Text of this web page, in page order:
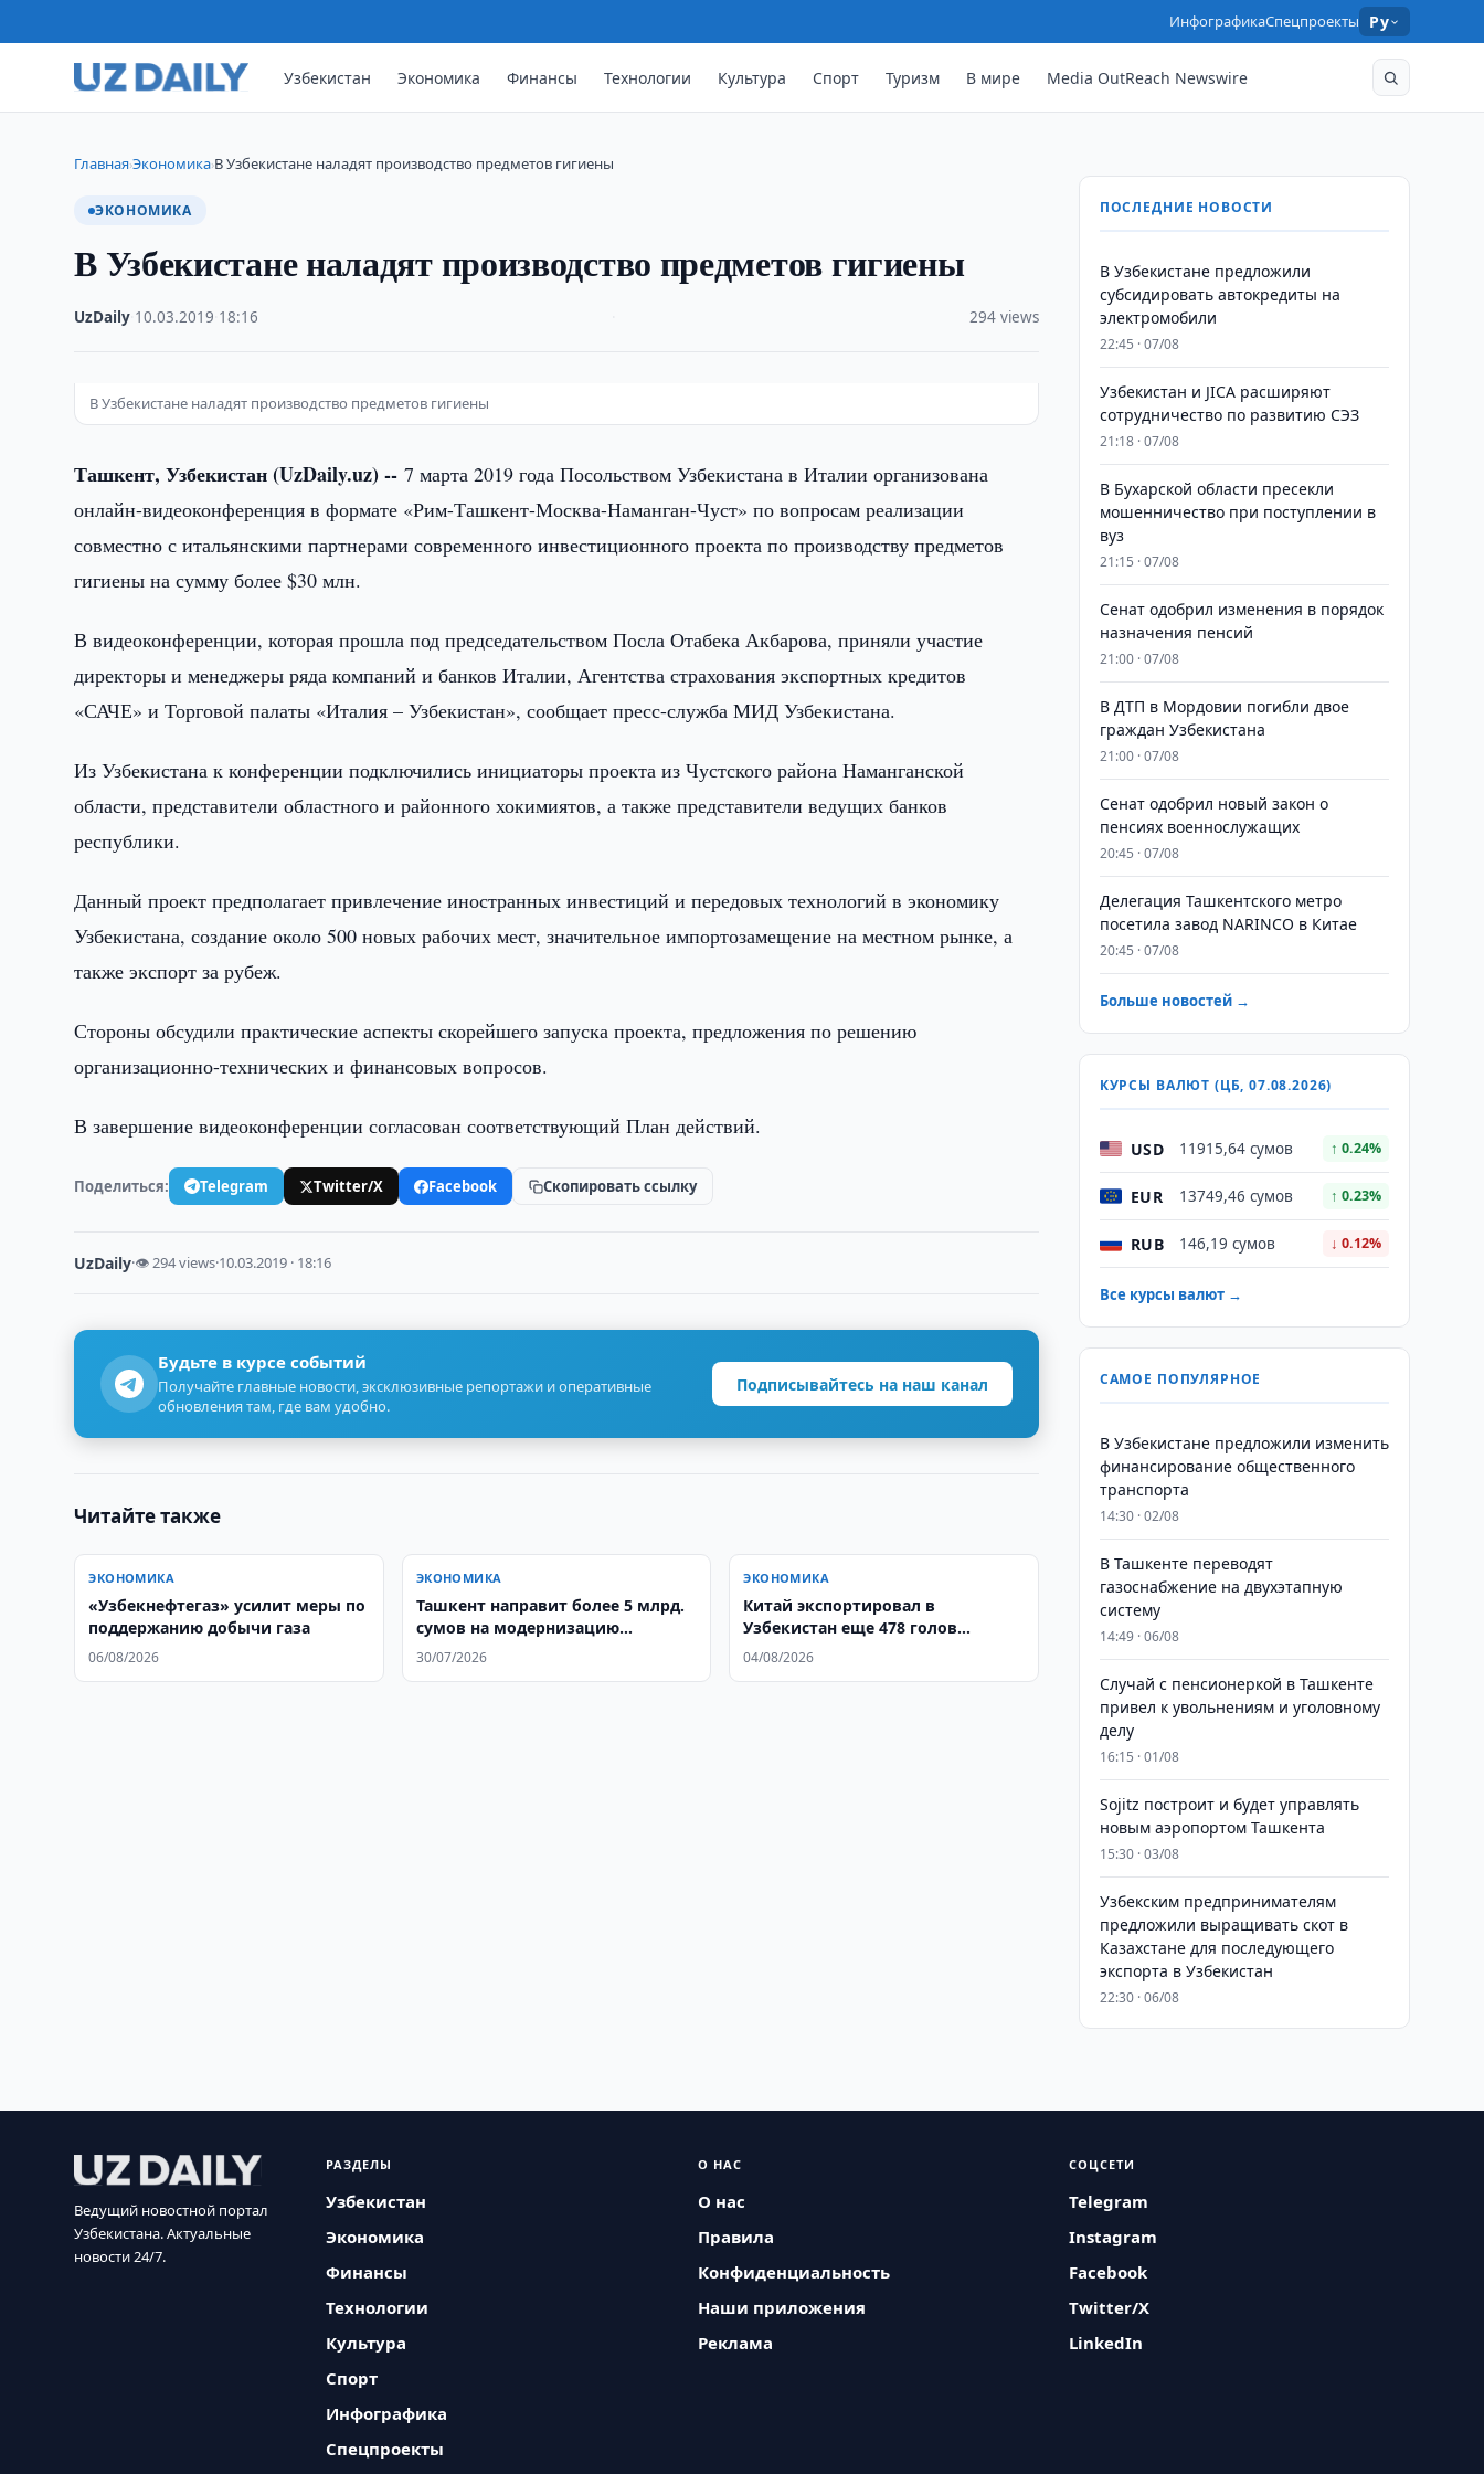
ИнфографикаСпецпроекты Ру
Узбекистан Экономика Финансы Технологии Культура Спорт Туризм В мире Media OutReach Newswire
Главная›Экономика›В Узбекистане наладят производство предметов гигиены
ЭКОНОМИКА
В Узбекистане наладят производство предметов гигиены
UzDaily 10.03.2019 18:16 294 views
В Узбекистане наладят производство предметов гигиены
Ташкент, Узбекистан (UzDaily.uz) --7 марта 2019 года Посольством Узбекистана в Италии организована
онлайн-видеоконференция в формате «Рим-Ташкент-Москва-Наманган-Чуст» по вопросам реализации
совместно с итальянскими партнерами современного инвестиционного проекта по производству предметов
гигиены на сумму более $30 млн.
В видеоконференции, которая прошла под председательством Посла Отабека Акбарова, приняли участие
директоры и менеджеры ряда компаний и банков Италии, Агентства страхования экспортных кредитов
«САЧЕ» и Торговой палаты «Италия – Узбекистан», сообщает пресс-служба МИД Узбекистана.
Из Узбекистана к конференции подключились инициаторы проекта из Чустского района Наманганской
области, представители областного и районного хокимиятов, а также представители ведущих банков
республики.
Данный проект предполагает привлечение иностранных инвестиций и передовых технологий в экономику
Узбекистана, создание около 500 новых рабочих мест, значительное импортозамещение на местном рынке, а
также экспорт за рубеж.
Стороны обсудили практические аспекты скорейшего запуска проекта, предложения по решению
организационно-технических и финансовых вопросов.
В завершение видеоконференции согласован соответствующий План действий.
Поделиться: Telegram Twitter/X Facebook Скопировать ссылку
UzDaily·👁 294 views·10.03.2019 · 18:16
Будьте в курсе событий
Получайте главные новости, эксклюзивные репортажи и оперативные
обновления там, где вам удобно.
Подписывайтесь на наш канал
Читайте также
ЭКОНОМИКА
«Узбекнефтегаз» усилит меры по
поддержанию добычи газа
06/08/2026
ЭКОНОМИКА
Ташкент направит более 5 млрд.
сумов на модернизацию
электросетей
30/07/2026
ЭКОНОМИКА
Китай экспортировал в
Узбекистан еще 478 голов
крупного рогатого скота
04/08/2026
ПОСЛЕДНИЕ НОВОСТИ
В Узбекистане предложили
субсидировать автокредиты на
электромобили
22:45 · 07/08
Узбекистан и JICA расширяют
сотрудничество по развитию СЭЗ
21:18 · 07/08
В Бухарской области пресекли
мошенничество при поступлении в
вуз
21:15 · 07/08
Сенат одобрил изменения в порядок
назначения пенсий
21:00 · 07/08
В ДТП в Мордовии погибли двое
граждан Узбекистана
21:00 · 07/08
Сенат одобрил новый закон о
пенсиях военнослужащих
20:45 · 07/08
Делегация Ташкентского метро
посетила завод NARINCO в Китае
20:45 · 07/08
Больше новостей →
КУРСЫ ВАЛЮТ (ЦБ, 07.08.2026)
USD 11915,64 сумов ↑ 0.24%
EUR 13749,46 сумов ↑ 0.23%
RUB 146,19 сумов ↓ 0.12%
Все курсы валют →
САМОЕ ПОПУЛЯРНОЕ
В Узбекистане предложили изменить
финансирование общественного
транспорта
14:30 · 02/08
В Ташкенте переводят
газоснабжение на двухэтапную
систему
14:49 · 06/08
Случай с пенсионеркой в Ташкенте
привел к увольнениям и уголовному
делу
16:15 · 01/08
Sojitz построит и будет управлять
новым аэропортом Ташкента
15:30 · 03/08
Узбекским предпринимателям
предложили выращивать скот в
Казахстане для последующего
экспорта в Узбекистан
22:30 · 06/08
Ведущий новостной портал
Узбекистана. Актуальные
новости 24/7.
РАЗДЕЛЫ
Узбекистан
Экономика
Финансы
Технологии
Культура
Спорт
Инфографика
Спецпроекты
О НАС
О нас
Правила
Конфиденциальность
Наши приложения
Реклама
СОЦСЕТИ
Telegram
Instagram
Facebook
Twitter/X
LinkedIn